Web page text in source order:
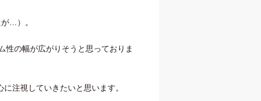
…）。
性の幅が広がりそうと思っておりま
注視していきたいと思います。